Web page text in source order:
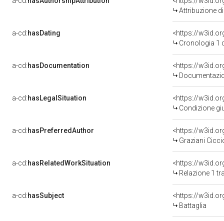
Attribuzione
a-cd:hasDating
<https://
Cronologia 1
a-cd:hasDocumentation
a-cd:hasLegalSituation
Condizione
a-cd:hasPreferredAuthor
<https://
Graziani
a-cd:hasRelatedWorkSituation
Relazione 1
a-cd:hasSubject
<https://
Battaglia